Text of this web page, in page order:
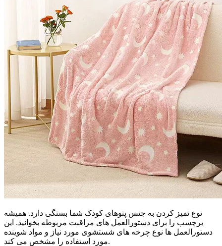
نوع تمیز کردن به جنس پتوهای کودک شما بستگی دارد. همیشه
برچسب را برای دستورالعمل های مراقبت مربوطه بخوانید. این
دستورالعمل ها نوع چرخه های شستشوی مورد نیاز و مواد شوینده
مورد استفاده را مشخص می کند.